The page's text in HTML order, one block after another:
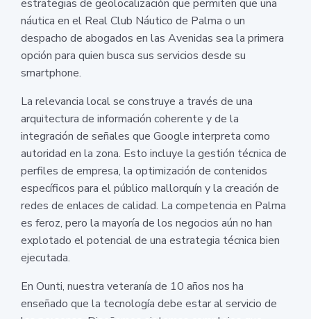
estrategias de geolocalización que permiten que una
náutica en el Real Club Náutico de Palma o un
despacho de abogados en las Avenidas sea la primera
opción para quien busca sus servicios desde su
smartphone.
La relevancia local se construye a través de una
arquitectura de información coherente y de la
integración de señales que Google interpreta como
autoridad en la zona. Esto incluye la gestión técnica de
perfiles de empresa, la optimización de contenidos
específicos para el público mallorquín y la creación de
redes de enlaces de calidad. La competencia en Palma
es feroz, pero la mayoría de los negocios aún no han
explotado el potencial de una estrategia técnica bien
ejecutada.
En Ounti, nuestra veteranía de 10 años nos ha
enseñado que la tecnología debe estar al servicio de